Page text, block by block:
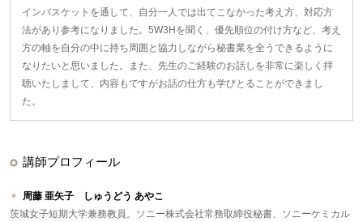
インバスケットを通して、自分一人では出てこなかった考え方、対応方
法があり参考になりました。5W3Hを聞く、優先順位の付け方など、考え
方の軸を自分の中に持ち周囲と協力しながら秘書業を全うできるように
なりたいと思いました。また、先生のご経験のお話しを非常に楽しく拝
聴いたしまして、内容もですがお話の仕方も学びとることができまし
た。
講師プロフィール
周藤 亜矢子 しゅうどう あやこ
茨城女子短期大学兼務教員。ソニー株式会社常務取締役秘書、ソニーケミカル